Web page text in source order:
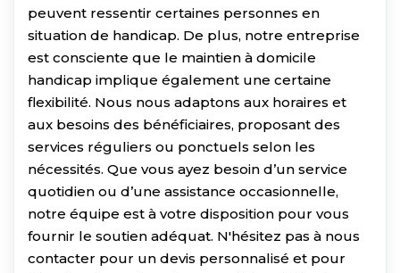
peuvent ressentir certaines personnes en
situation de handicap. De plus, notre entreprise
est consciente que le maintien à domicile
handicap implique également une certaine
flexibilité. Nous nous adaptons aux horaires et
aux besoins des bénéficiaires, proposant des
services réguliers ou ponctuels selon les
nécessités. Que vous ayez besoin d’un service
quotidien ou d’une assistance occasionnelle,
notre équipe est à votre disposition pour vous
fournir le soutien adéquat. N'hésitez pas à nous
contacter pour un devis personnalisé et pour